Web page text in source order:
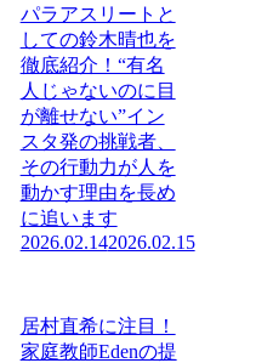
パラアスリートと
しての鈴木晴也を
徹底紹介！“有名
人じゃないのに目
が離せない”イン
スタ発の挑戦者、
その行動力が人を
動かす理由を長め
に追います
2026.02.142026.02.15
居村直希に注目！
家庭教師Edenの提